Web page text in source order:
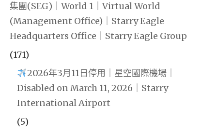
集團(SEG)｜World 1｜Virtual World
(Management Office)｜Starry Eagle
Headquarters Office｜Starry Eagle Group
(171)
2026年3月11日停用｜星空國際機場｜
Disabled on March 11, 2026｜Starry
International Airport
(5)